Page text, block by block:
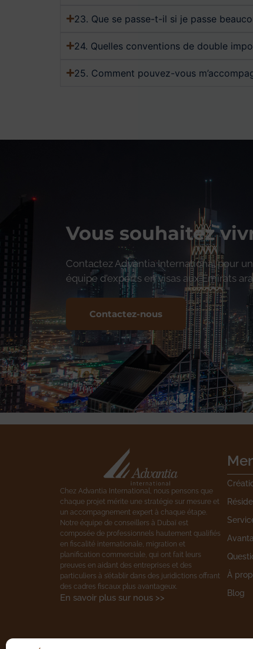
23. Que se passe-t-il si je passe
24. Quelles conventions de double
25. Comment pouvez-vous
Vous souhaitez
Contactez Advantia International pour
équipe d’experts en visas aux Émirats
Contactez-nous
Chez Advantia International, nous pensons que
chaque projet mérite une stratégie sur mesure et
un accompagnement expert à chaque étape.
Notre équipe de conseillers à Dubaï est
composée de professionnels hautement qualifiés
en fiscalité internationale, migration et
planification commerciale, qui ont fait leurs
preuves en aidant des entreprises et des
particuliers à s’établir dans des juridictions offrant
des cadres fiscaux plus avantageux.
En savoir plus sur nous >>
À
Blog